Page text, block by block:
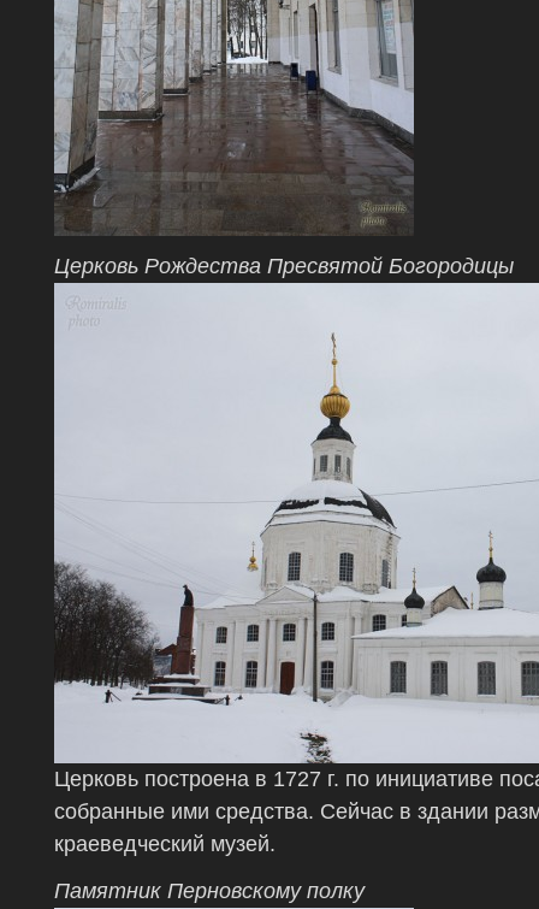
Церковь Рождества Пресвятой Богородицы
Церковь построена в 1727 г. по инициативе
собранные ими средства. Сейчас в здании
краеведческий музей.
Памятник Перновскому полку